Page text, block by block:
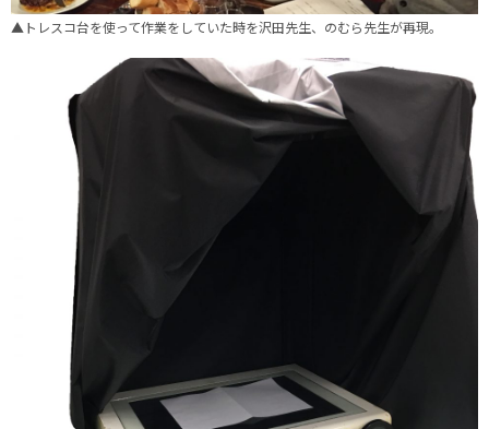
▲トレスコ台を使って作業をしていた時を沢田先生、のむら先生が再現。